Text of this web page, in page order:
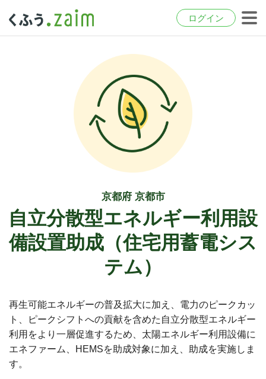
ログイン
京都府 京都市
自立分散型エネルギー利用設
備設置助成（住宅用蓄電シス
テム）
再生可能エネルギーの普及拡大に加え、電力のピークカッ
ト、ピークシフトへの貢献を含めた自立分散型エネルギー
利用をより一層促進するため、太陽エネルギー利用設備に
エネファーム、HEMSを助成対象に加え、助成を実施しま
す。